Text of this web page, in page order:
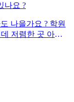
나요 ?
나을가요 ? 학원
저렴한 곳 아시